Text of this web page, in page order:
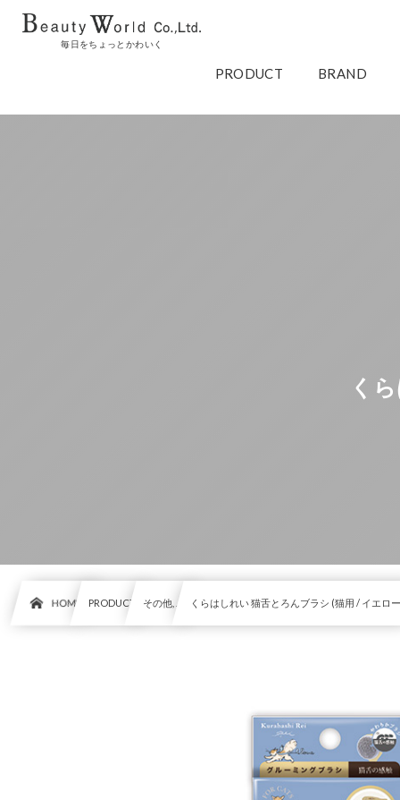
毎日をちょっとかわいく
PRODUCT BRAND
く
HOME PRODUCT その他, … くらはしれい 猫舌とろんブラシ (猫用 / イエロ